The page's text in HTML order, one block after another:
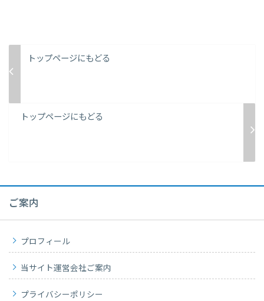
トップページにもどる
トップページにもどる
ご案内
プロフィール
当サイト運営会社ご案内
プライバシーポリシー